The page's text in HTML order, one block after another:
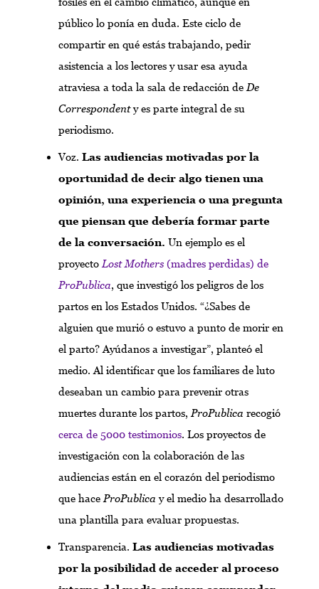
público lo ponía en duda. Este ciclo de
compartir en qué estás trabajando, pedir
asistencia a los lectores y usar esa ayuda
atraviesa a toda la sala de redacción de De
Correspondenty es parte integral de su
periodismo.
Voz. Las audiencias motivadas por la
oportunidad de decir algo tienen una
opinión, una experiencia o una pregunta
que piensan que debería formar parte
de la conversación. Un ejemplo es el
proyecto Lost Mothers (madres perdidas) de
ProPublica, que investigó los peligros de los
partos en los Estados Unidos. “¿Sabes de
alguien que murió o estuvo a punto de morir en
el parto? Ayúdanos a investigar”, planteó el
medio. Al identificar que los familiares de luto
deseaban un cambio para prevenir otras
muertes durante los partos, ProPublica recogió
cerca de 5000 testimonios. Los proyectos de
investigación con la colaboración de las
audiencias están en el corazón del periodismo
que hace ProPublicay el medio ha desarrollado
una plantilla para evaluar propuestas.
Transparencia. Las audiencias motivadas
por la posibilidad de acceder al proceso